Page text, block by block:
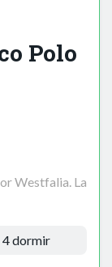
Polo
Westfalia. La
4 dormir